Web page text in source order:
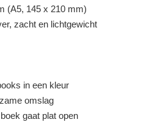
(A5, 145 x 210 mm)
zacht en lichtgewicht
in een kleur
omslag
gaat plat open